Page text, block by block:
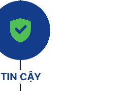
TIN CẬY